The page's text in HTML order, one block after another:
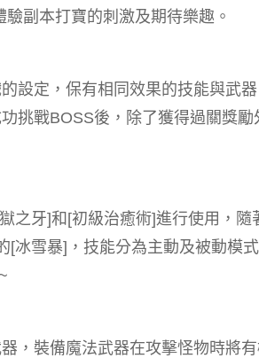
副本打寶的刺激及期待樂趣。
設定，保有相同效果的技能與武
挑戰BOSS後，除了獲得過關獎
之牙]和[初級治癒術]進行使用，
[冰雪暴]，技能分為主動及被動模
，裝備魔法武器在攻擊怪物時將